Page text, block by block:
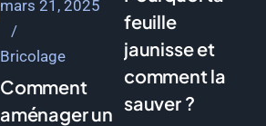
mars 21, 2025
Bricolage
Comment
aménager un
feuille
jaunisse et
comment la
sauver ?